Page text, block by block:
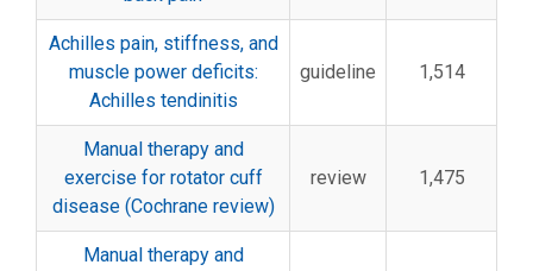
Achilles pain, stiffness, and
muscle power deficits:
Achilles tendinitis
guideline 1,514
Manual therapy and
exercise for rotator cuff
disease (Cochrane review)
review 1,475
Manual therapy and